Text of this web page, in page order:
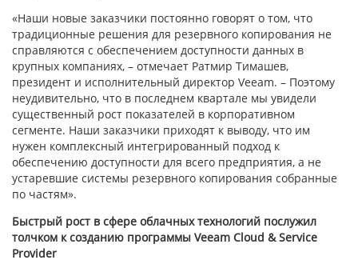
«Наши новые заказчики постоянно говорят о том, что
традиционные решения для резервного копирования не
справляются с обеспечением доступности данных в
крупных компаниях, – отмечает Ратмир Тимашев,
президент и исполнительный директор Veeam. – Поэтому
неудивительно, что в последнем квартале мы увидели
существенный рост показателей в корпоративном
сегменте. Наши заказчики приходят к выводу, что им
нужен комплексный интегрированный подход к
обеспечению доступности для всего предприятия, а не
устаревшие системы резервного копирования собранные
по частям».
Быстрый рост в сфере облачных технологий послужил
толчком к созданию программы Veeam Cloud & Service
Provider